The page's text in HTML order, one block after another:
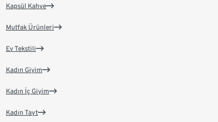
Kapsül Kahve
Mutfak Ürünleri
Ev Tekstili
Kadın Giyim
Kadın İç Giyim
Kadın Tayt